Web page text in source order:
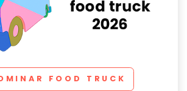
FOOD TRUCK